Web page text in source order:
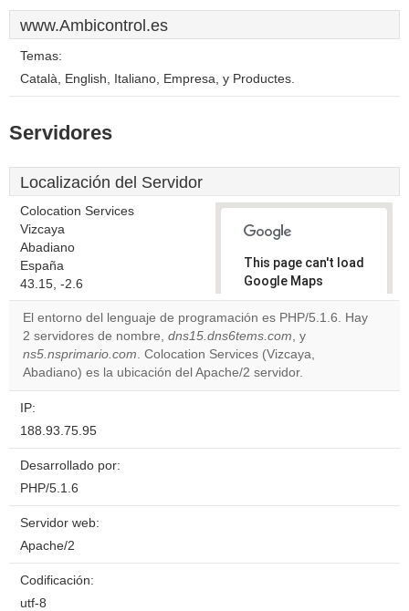
www.Ambicontrol.es
Temas:
Català, English, Italiano, Empresa, y Productes.
Servidores
Localización del Servidor
Colocation Services
Vizcaya
Abadiano
España
43.15, -2.6
This page can't load
Google Maps
correctly.
Do you
own this
website?
El entorno del lenguaje de programación es PHP/5.1.6. Hay
2 servidores de nombre, dns15.dns6tems.com, y
ns5.nsprimario.com. Colocation Services (Vizcaya,
Abadiano) es la ubicación del Apache/2 servidor.
IP:
188.93.75.95
Desarrollado por:
PHP/5.1.6
Servidor web:
Apache/2
Codificación:
utf-8